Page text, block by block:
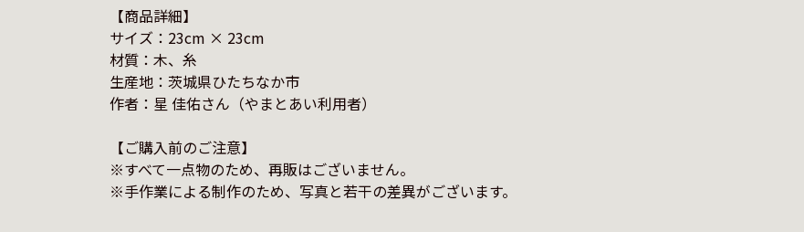
【商品詳細】
サイズ：23cm × 23cm
材質：木、糸
生産地：茨城県ひたちなか市
作者：星 佳佑さん（やまとあい利用者）
【ご購入前のご注意】
※すべて一点物のため、再販はございません。
※手作業による制作のため、写真と若干の差異がございます。